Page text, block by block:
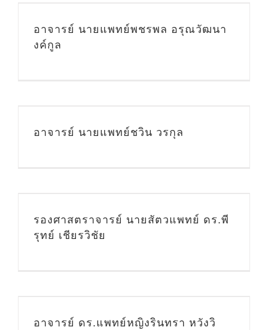
อาจารย์ นายแพทย์พชรพล อรุณวัฒนา
งค์กูล
อาจารย์ นายแพทย์ชวิน วรกุล
รองศาสตราจารย์ นายสัตวแพทย์ ดร.พี
รุทย์ เชียรวิชัย
อาจารย์ ดร.แพทย์หญิงรินทรา หวังวิ